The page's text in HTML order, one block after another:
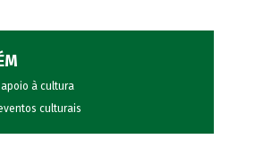
apoio à cultura
culturais